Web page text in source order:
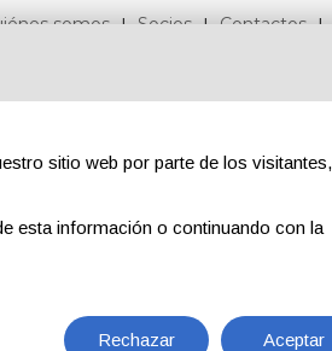
somos Socios Contactos
EN
sitio web por parte de los visitantes,
esta información o continuando con la
Rechazar Aceptar